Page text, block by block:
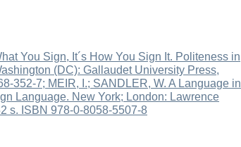
You Sign, It´s How You Sign It. Politeness in
(DC): Gallaudet University Press,
352-7; MEIR, I.; SANDLER, W. A Language in
Language. New York; London: Lawrence
s. ISBN 978-0-8058-5507-8